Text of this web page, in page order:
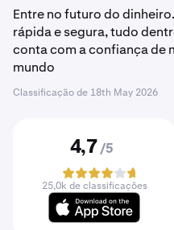
Entre no futuro do
rápida e segura, tudo
conta com a confiança de
mundo
Classificação de 18th May 2026
4,7 /5
25,0k de classificações